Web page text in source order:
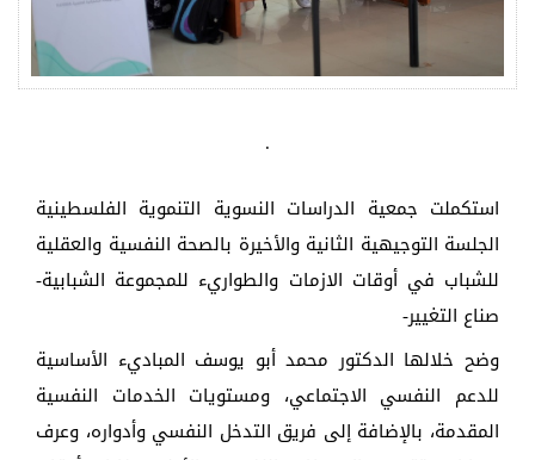
.
استكملت جمعية الدراسات النسوية التنموية الفلسطينية
الجلسة التوجيهية الثانية والأخيرة بالصحة النفسية والعقلية
للشباب في أوقات الازمات والطواريء للمجموعة الشبابية-
صناع التغيير-
وضح خلالها الدكتور محمد أبو يوسف المباديء الأساسية
للدعم النفسي الاجتماعي، ومستويات الخدمات النفسية
المقدمة، بالإضافة إلى فريق التدخل النفسي وأدواره، وعرف